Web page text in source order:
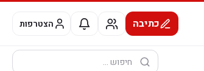
כתיבה הצטרפות
חיפוש: